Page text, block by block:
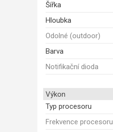
Šířka
Hloubka
Odolné (outdoor)
Barva
Notifikační dioda
Výkon
Typ procesoru
Frekvence procesoru